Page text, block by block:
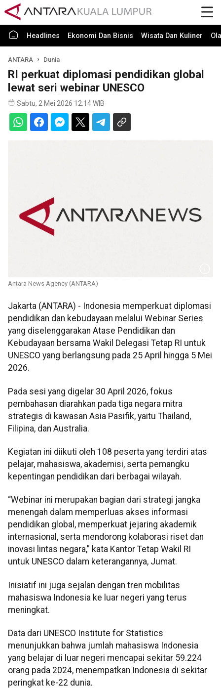
Headlines Ekonomi Dan Bisnis Wisata Dan Kuliner
ANTARA Dunia
RI perkuat diplomasi pendidikan global
lewat seri webinar UNESCO
Sabtu, 2 Mei 2026 12:14 WIB
Antara News Agency (ANTARA)
Jakarta (ANTARA) - Indonesia memperkuat diplomasi
pendidikan dan kebudayaan melalui Webinar Series
yang diselenggarakan Atase Pendidikan dan
Kebudayaan bersama Wakil Delegasi Tetap RI untuk
UNESCO yang berlangsung pada 25 April hingga 5 Mei
2026.
Pada sesi yang digelar 30 April 2026, fokus
pembahasan diarahkan pada tiga negara mitra
strategis di kawasan Asia Pasifik, yaitu Thailand,
Filipina, dan Australia.
Kegiatan ini diikuti oleh 108 peserta yang terdiri atas
pelajar, mahasiswa, akademisi, serta pemangku
kepentingan pendidikan dari berbagai wilayah.
“Webinar ini merupakan bagian dari strategi jangka
menengah dalam memperluas akses informasi
pendidikan global, memperkuat jejaring akademik
internasional, serta mendorong kolaborasi riset dan
inovasi lintas negara,” kata Kantor Tetap Wakil RI
untuk UNESCO dalam keterangannya, Jumat.
Inisiatif ini juga sejalan dengan tren mobilitas
mahasiswa Indonesia ke luar negeri yang terus
meningkat.
Data dari UNESCO Institute for Statistics
menunjukkan bahwa jumlah mahasiswa Indonesia
yang belajar di luar negeri mencapai sekitar 59.224
orang pada 2024, menempatkan Indonesia di sekitar
peringkat ke-22 dunia.